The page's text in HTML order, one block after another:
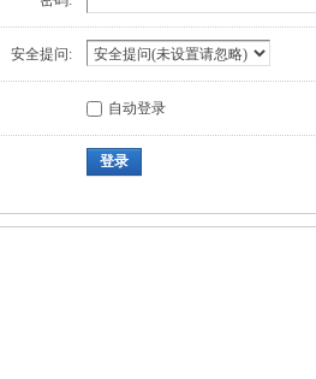
安全提问:
自动登录
登录